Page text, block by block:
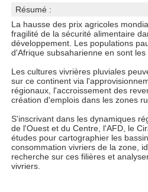
Résumé :
La hausse des prix agricoles
fragilité de la sécurité alimentaire
développement. Les populations
d'Afrique subsaharienne en sont les
Les cultures vivrières pluviales
sur ce continent via
régionaux, l'accroissement des
création d'emplois dans les zones
S'inscrivant dans les dynamiques
de l'Ouest et du Centre, l'AFD, le
études pour cartographier les
consommation vivriers de la zone,
recherche sur ces filières et
vivriers.